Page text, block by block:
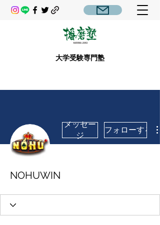
大学受験専門塾
メッセー
ジ
フォローする
NOHUWIN